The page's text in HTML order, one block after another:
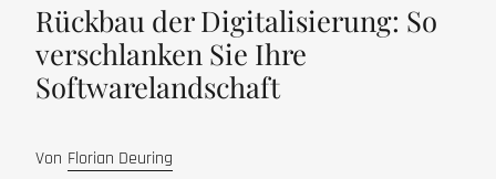
Rückbau der Digitalisierung: So
verschlanken Sie Ihre
Softwarelandschaft
Von Florian Deuring